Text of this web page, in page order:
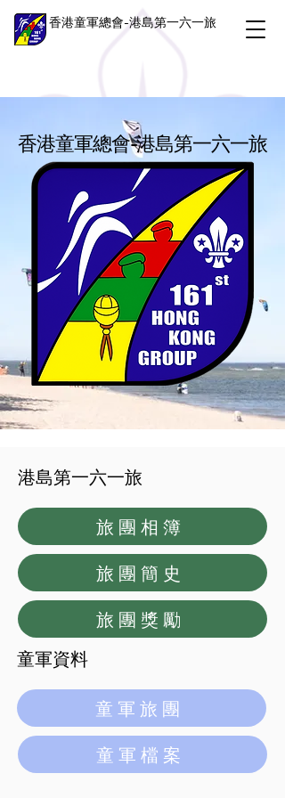
香港童軍總會-港島第一六一旅
香港童軍總會-港島第一六一旅
港島第一六一旅
旅團相簿
旅團簡史
旅團獎勵
童軍資料
童軍旅團
童軍檔案